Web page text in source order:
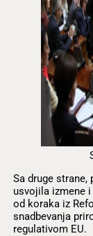
Sa druge
usvojila izmene
od koraka iz
snadbevanja
regulativom EU.